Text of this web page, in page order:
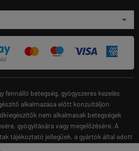
fennálló betegség, gyógyszeres kezelés
alkalmazása előtt konzultáljon
nem alkalmasak betegségek
gyógyítására vagy megelőzésére. A
tájékoztató jellegűek, a gyártók által adott